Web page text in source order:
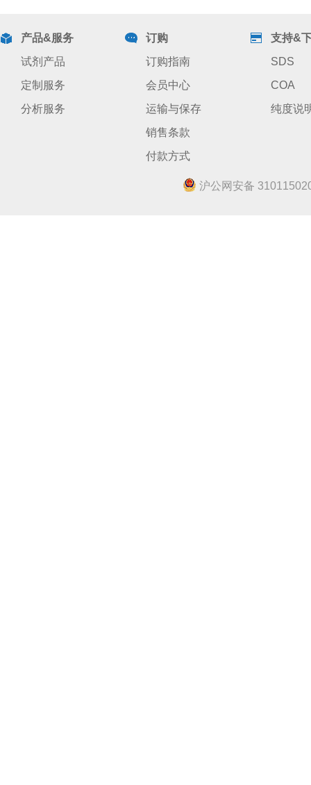
产品&服务
试剂产品
定制服务
分析服务
订购
订购指南
会员中心
运输与保存
销售条款
付款方式
支持&
SDS
COA
纯度说
沪公网安备